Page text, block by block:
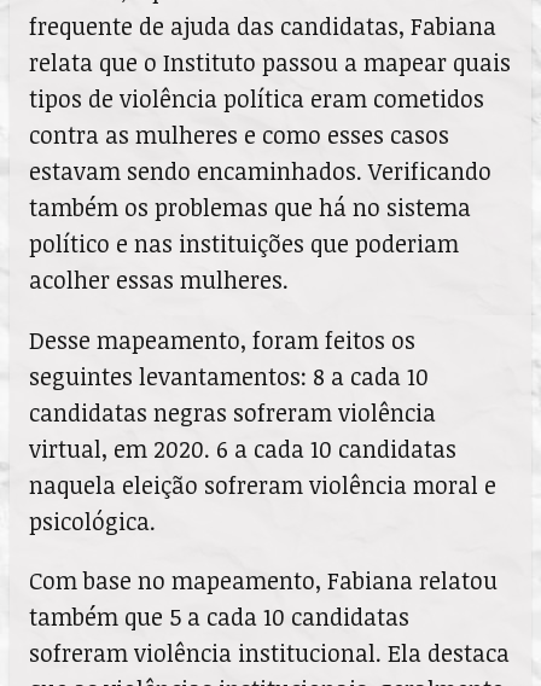
frequente de ajuda das candidatas, Fabiana
relata que o Instituto passou a mapear quais
tipos de violência política eram cometidos
contra as mulheres e como esses casos
estavam sendo encaminhados. Verificando
também os problemas que há no sistema
político e nas instituições que poderiam
acolher essas mulheres.
Desse mapeamento, foram feitos os
seguintes levantamentos: 8 a cada 10
candidatas negras sofreram violência
virtual, em 2020. 6 a cada 10 candidatas
naquela eleição sofreram violência moral e
psicológica.
Com base no mapeamento, Fabiana relatou
também que 5 a cada 10 candidatas
sofreram violência institucional. Ela destaca